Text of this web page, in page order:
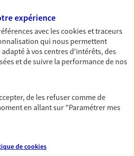
Entreprise
et en sérénité avec votre
entreprise. Un contrat
vos locaux, matériels pro,
sans oublier votre
Entreprise
expérience
avec lescookies et traceurs
qui nous permettent
à vos centres d'intérêts, des
et de suivre la performance de nos
de les refuser comme de
en allant sur "Paramétrer mes
decookies